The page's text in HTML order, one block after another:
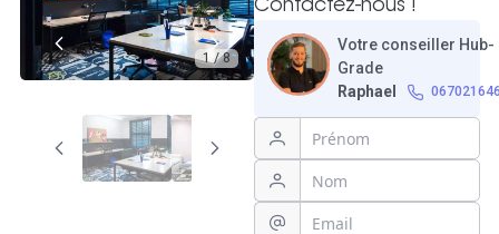
1 / 8
Contactez-nous !
Votre conseiller Hub-
Grade
Raphael